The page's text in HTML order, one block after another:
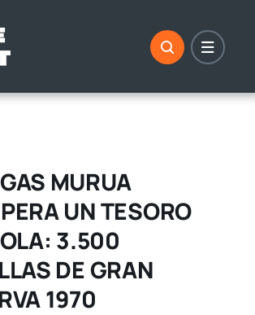
MURUA
UN TESORO
3.500
DE GRAN
1970